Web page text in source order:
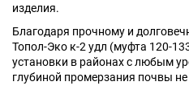
изделия.
Благодаря прочному и
Топол-Эко к-2 удл (муфта 120-
установки в районах с любым
глубиной промерзания почвы